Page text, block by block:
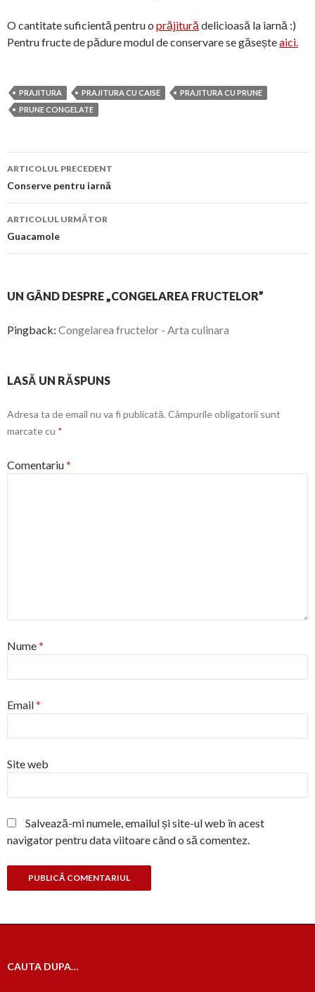
O cantitate suficientă pentru o prăjitură delicioasă la iarnă :)
Pentru fructe de pădure modul de conservare se găseșteaici.
PRAJITURA PRAJITURA CU CAISE
PRAJITURA CU PRUNE
PRUNE CONGELATE
Navigare
în
articol
ARTICOLUL PRECEDENT
Conserve pentru iarnă
ARTICOLUL URMĂTOR
Guacamole
UN GÂND DESPRE „CONGELAREA FRUCTELOR”
Pingback: Congelarea fructelor - Arta culinara
LASĂ UN RĂSPUNS
Adresa ta de email nu va fi publicată. Câmpurile obligatorii sunt
marcate cu *
Comentariu*
Nume*
Email*
Site web
Salvează-mi numele, emailul și site-ul web în acest
navigator pentru data viitoare când o să comentez.
CAUTA DUPA…